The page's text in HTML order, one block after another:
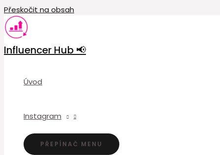
Přeskočit na obsah
Influencer Hub 📢
Úvod
Instagram
PŘEPÍNAČ MENU